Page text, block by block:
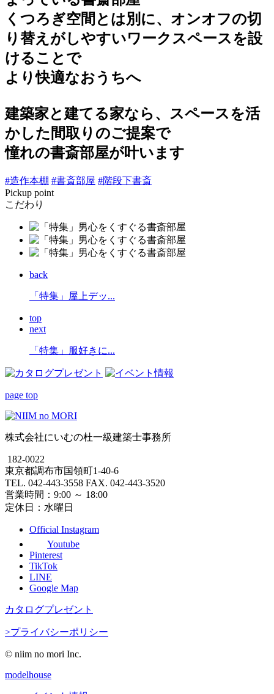
くつろぎ空間とは別に、オンオフの切
り替えがしやすいワークスペースを設
けることで
より快適なおうちへ
建築家と建てる家なら、スペースを活
かした間取りのご提案で
憧れの書斎部屋が叶います
#造作本棚 #書斎部屋 #階段下書斎
Pickup point
こだわり
back
「特集」屋上デッ...
top
next
「特集」服好きに...
page top
株式会社にいむの杜一級建築士事務所
182-0022
東京都調布市国領町1-40-6
TEL. 042-443-3558 FAX. 042-443-3520
営業時間：9:00 ～ 18:00
定休日：水曜日
Official Instagram
Youtube
Pinterest
TikTok
LINE
Google Map
カタログプレゼント
>プライバシーポリシー
© niim no mori Inc.
modelhouse